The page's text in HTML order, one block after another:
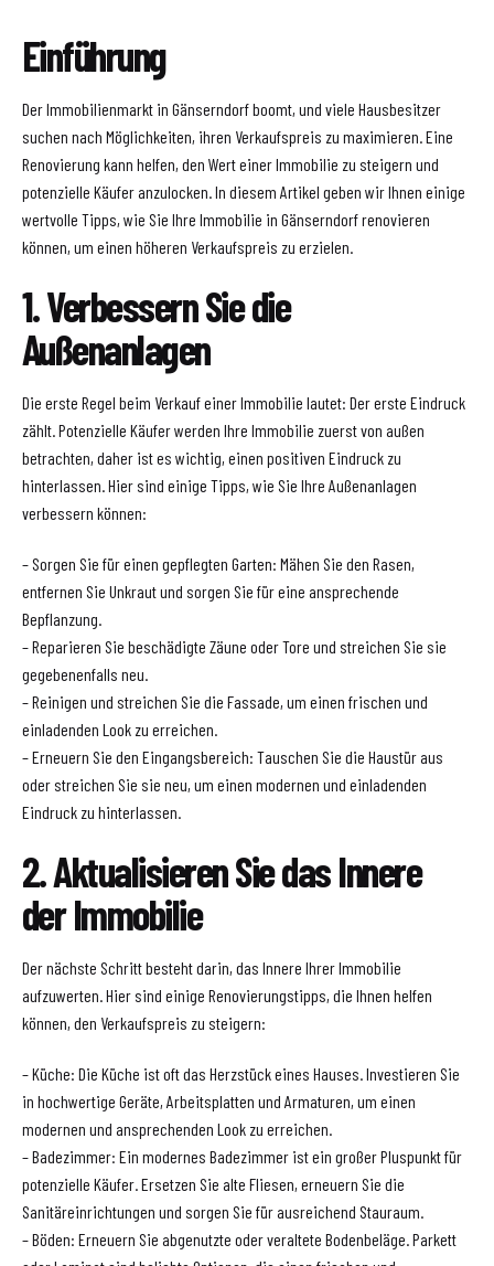
Einführung
Der Immobilienmarkt in Gänserndorf boomt, und viele Hausbesitzer
suchen nach Möglichkeiten, ihren Verkaufspreis zu maximieren. Eine
Renovierung kann helfen, den Wert einer Immobilie zu steigern und
potenzielle Käufer anzulocken. In diesem Artikel geben wir Ihnen einige
wertvolle Tipps, wie Sie Ihre Immobilie in Gänserndorf renovieren
können, um einen höheren Verkaufspreis zu erzielen.
1. Verbessern Sie die
Außenanlagen
Die erste Regel beim Verkauf einer Immobilie lautet: Der erste Eindruck
zählt. Potenzielle Käufer werden Ihre Immobilie zuerst von außen
betrachten, daher ist es wichtig, einen positiven Eindruck zu
hinterlassen. Hier sind einige Tipps, wie Sie Ihre Außenanlagen
verbessern können:
– Sorgen Sie für einen gepflegten Garten: Mähen Sie den Rasen,
entfernen Sie Unkraut und sorgen Sie für eine ansprechende
Bepflanzung.
– Reparieren Sie beschädigte Zäune oder Tore und streichen Sie sie
gegebenenfalls neu.
– Reinigen und streichen Sie die Fassade, um einen frischen und
einladenden Look zu erreichen.
– Erneuern Sie den Eingangsbereich: Tauschen Sie die Haustür aus
oder streichen Sie sie neu, um einen modernen und einladenden
Eindruck zu hinterlassen.
2. Aktualisieren Sie das Innere
der Immobilie
Der nächste Schritt besteht darin, das Innere Ihrer Immobilie
aufzuwerten. Hier sind einige Renovierungstipps, die Ihnen helfen
können, den Verkaufspreis zu steigern:
– Küche: Die Küche ist oft das Herzstück eines Hauses. Investieren Sie
in hochwertige Geräte, Arbeitsplatten und Armaturen, um einen
modernen und ansprechenden Look zu erreichen.
– Badezimmer: Ein modernes Badezimmer ist ein großer Pluspunkt für
potenzielle Käufer. Ersetzen Sie alte Fliesen, erneuern Sie die
Sanitäreinrichtungen und sorgen Sie für ausreichend Stauraum.
– Böden: Erneuern Sie abgenutzte oder veraltete Bodenbeläge. Parkett